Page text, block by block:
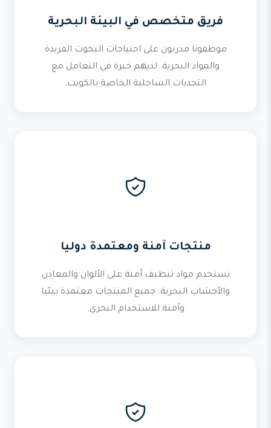
فريق متخصص في البيئة البحرية
موظفونا مدربون على احتياجات اليخوت الفريدة
والمواد البحرية. لديهم خبرة في التعامل مع
التحديات الساحلية الخاصة بالكويت.
منتجات آمنة ومعتمدة دوليا
نستخدم مواد تنظيف آمنة على الألوان والمعادن
والأخشاب البحرية. جميع المنتجات معتمدة بيئيا
وآمنة للاستخدام البحري.